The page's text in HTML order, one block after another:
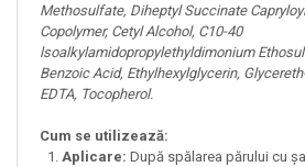
Methosulfate, Diheptyl Succinate
Copolymer, Cetyl Alcohol, C10-40
lsoalkylamidopropylethyldimonium
Benzoic Acid, Ethylhexylglycerin,
EDTA, Tocopherol.
Cum se utilizează:
Aplicare: După spălarea părului cu